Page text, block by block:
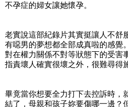
不孕症的婦女讓她懷孕。
老實說這部紀錄片其實挺讓人不舒
有噁男的夢想都全部成真啦的感覺
對在權力關係不對等狀態下的受害
指責壞人確實很壞之外，很難尋得
畢竟當你想要全力打下去控訴時，
結了，母親和孩子妳要傷哪一邊？